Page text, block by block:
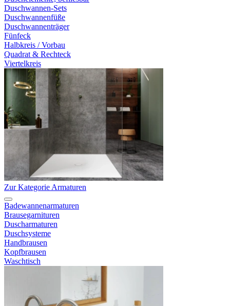
Duschwannen-Sets
Duschwannenfüße
Duschwannenträger
Fünfeck
Halbkreis / Vorbau
Quadrat & Rechteck
Viertelkreis
Zur Kategorie Armaturen
Badewannenarmaturen
Brausegarnituren
Duscharmaturen
Duschsysteme
Handbrausen
Kopfbrausen
Waschtisch